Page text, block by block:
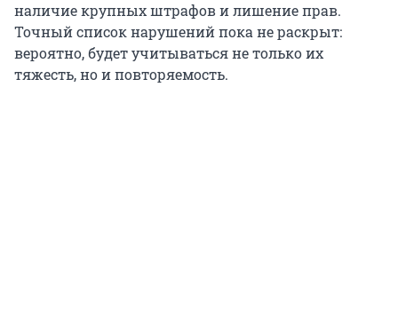
наличие крупных штрафов и лишение прав.
Точный список нарушений пока не раскрыт:
вероятно, будет учитываться не только их
тяжесть, но и повторяемость.